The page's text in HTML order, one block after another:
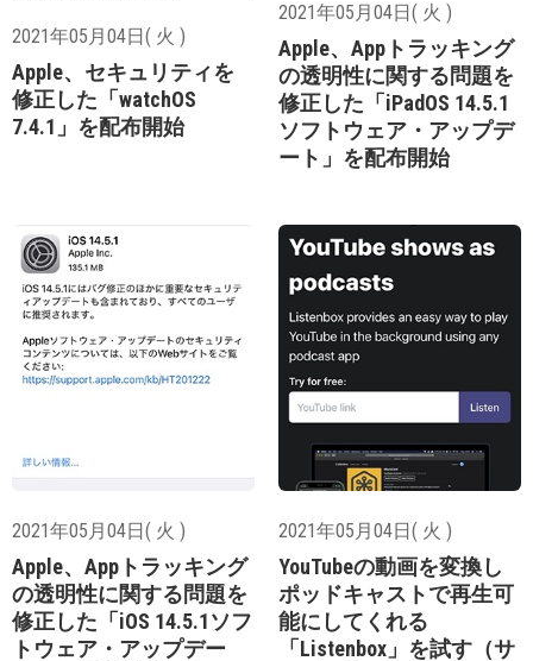
2021年05月04日( 火 )
Apple、セキュリティを
修正した「watchOS
7.4.1」を配布開始
2021年05月04日( 火 )
Apple、Appトラッキング
の透明性に関する問題を
修正した「iPadOS 14.5.1
ソフトウェア・アップデ
ート」を配布開始
2021年05月04日( 火 )
Apple、Appトラッキング
の透明性に関する問題を
修正した「iOS 14.5.1ソフ
トウェア・アップデー
2021年05月04日( 火 )
YouTubeの動画を変換し
ポッドキャストで再生可
能にしてくれる
「Listenbox」を試す（サ